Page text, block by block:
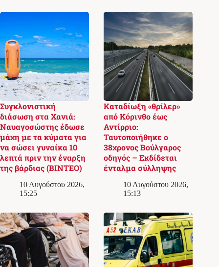
Συγκλονιστική
διάσωση στα Χανιά:
Ναυαγοσώστης έδωσε
μάχη με τα κύματα για
να σώσει γυναίκα 10
λεπτά πριν την έναρξη
της βάρδιας (ΒΙΝΤΕΟ)
10 Αυγούστου 2026,
15:25
Καταδίωξη «θρίλερ»
από Κόρινθο έως
Αντίρριο:
Ταυτοποιήθηκε ο
38χρονος Βούλγαρος
οδηγός – Εκδίδεται
ένταλμα σύλληψης
10 Αυγούστου 2026,
15:13